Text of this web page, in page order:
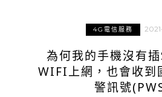
4G電信服務
為何我的手機沒有
WIFI上網，也會收到
警訊號